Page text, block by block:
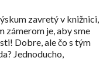
zavretý v knižnici,
zámerom je, aby sme
Dobre, ale čo s tým
Jednoducho,